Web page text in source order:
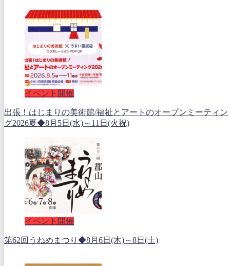
イベント開催
出張！はじまりの美術館/福祉とアートのオープンミーティン
グ2026夏◆8月5日(水)～11日(火祝)
イベント開催
第62回うねめまつり◆8月6日(木)～8日(土)